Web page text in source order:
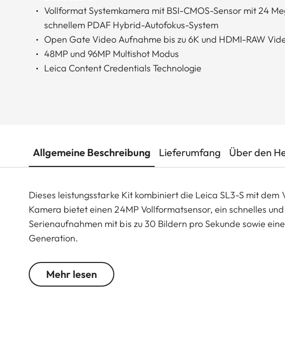
Vollformat Systemkamera mit BSI-CMOS-Sensor mit 24
schnellem PDAF Hybrid-Autofokus-System
Open Gate Video Aufnahme bis zu 6K und HDMI-RAW
48MP und 96MP Multishot Modus
Leica Content Credentials Technologie
Allgemeine Beschreibung Lieferumfang Über den
Dieses leistungsstarke Kit kombiniert die Leica SL3-S mit dem
Kamera bietet einen 24MP Vollformatsensor, ein schnelles
Serienaufnahmen mit bis zu 30 Bildern pro Sekunde sowie
Generation.
Für Foto- und Videoproduktion liefert die SL3-S mit 3:2 Open
Benutzerführung, dem L-Mount Bajonett und zahlreichen
Mehr lesen